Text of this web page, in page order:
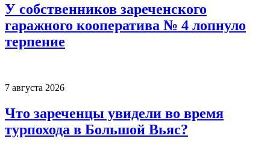
У собственников зареченского
гаражного кооператива № 4 лопнуло
терпение
7 августа 2026
Что зареченцы увидели во время
турпохода в Большой Вьяс?